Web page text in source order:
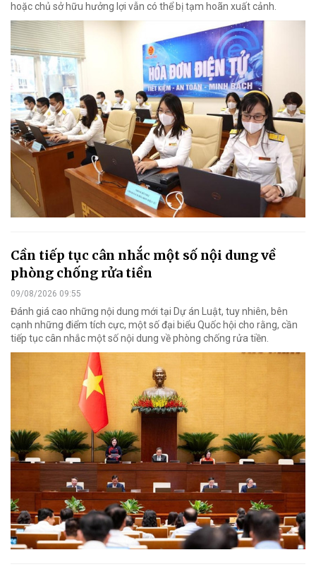
hoặc chủ sở hữu hưởng lợi vẫn có thể bị tạm hoãn xuất cảnh.
Cần tiếp tục cân nhắc một số nội dung về
phòng chống rửa tiền
09/08/2026 09:55
Đánh giá cao những nội dung mới tại Dự án Luật, tuy nhiên, bên
cạnh những điểm tích cực, một số đại biểu Quốc hội cho rằng, cần
tiếp tục cân nhắc một số nội dung về phòng chống rửa tiền.